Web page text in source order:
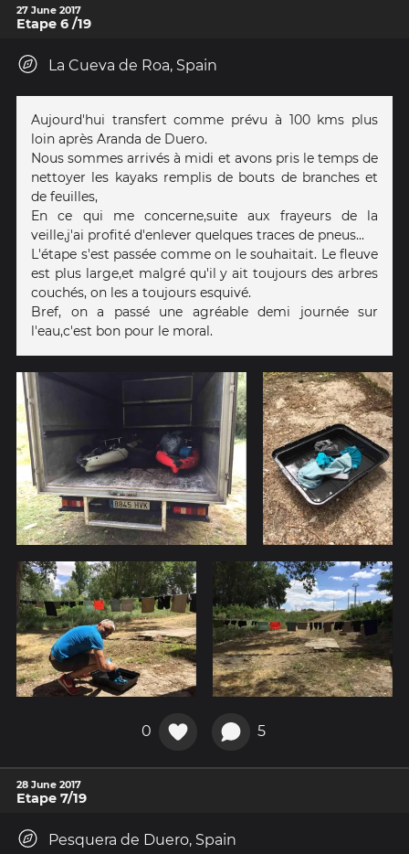
27 June 2017
Etape 6 /19
La Cueva de Roa, Spain
Aujourd'hui transfert comme prévu à 100 kms plus
loin après Aranda de Duero.
Nous sommes arrivés à midi et avons pris le temps de
nettoyer les kayaks remplis de bouts de branches et
de feuilles,
En ce qui me concerne,suite aux frayeurs de la
veille,j'ai profité d'enlever quelques traces de pneus...
L'étape s'est passée comme on le souhaitait. Le fleuve
est plus large,et malgré qu'il y ait toujours des arbres
couchés, on les a toujours esquivé.
Bref, on a passé une agréable demi journée sur
l'eau,c'est bon pour le moral.
0 5
28 June 2017
Etape 7/19
Pesquera de Duero, Spain